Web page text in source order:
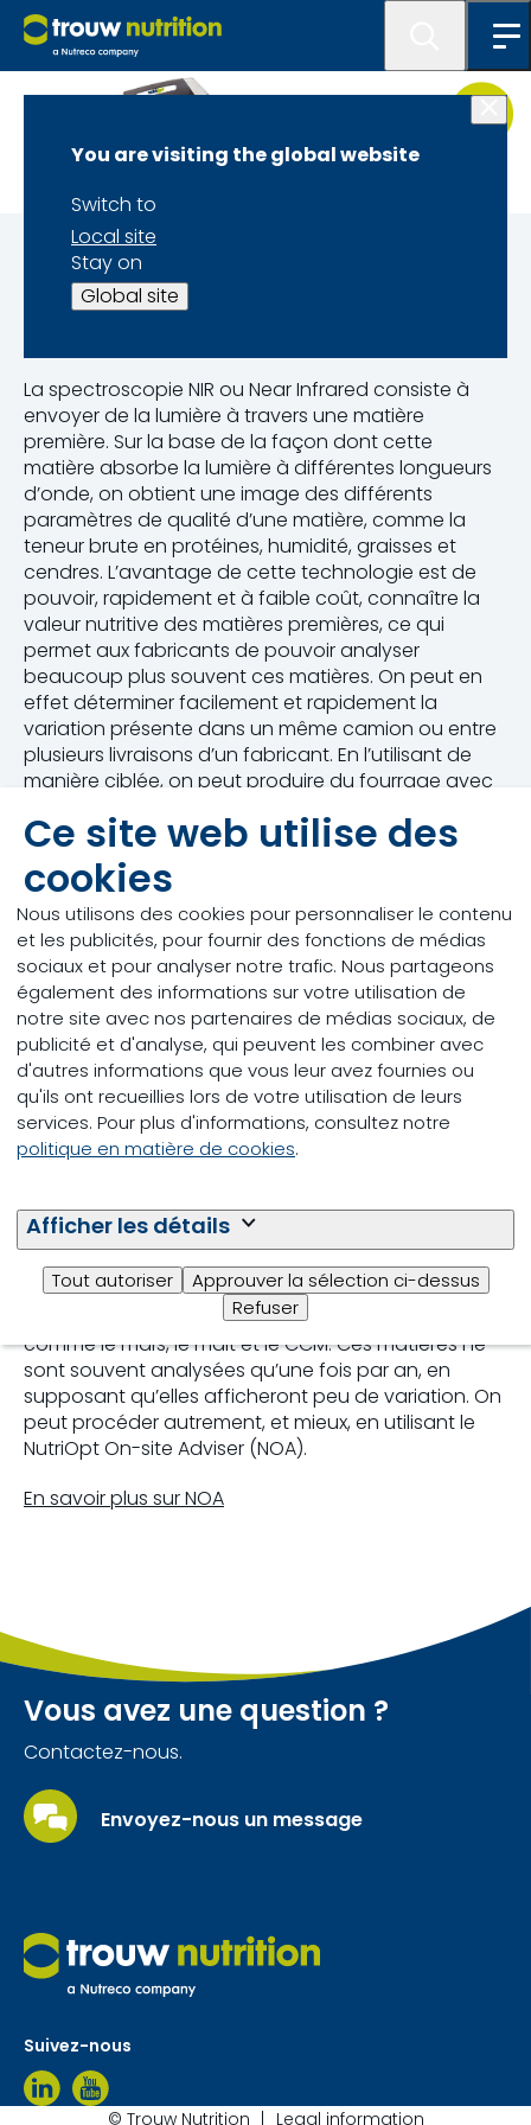
Ce site web utilise des
cookies
Nous utilisons des cookies pour personnaliser le contenu
et les publicités, pour fournir des fonctions de médias
sociaux et pour analyser notre trafic. Nous partageons
également des informations sur votre utilisation de
notre site avec nos partenaires de médias sociaux, de
publicité et d'analyse, qui peuvent les combiner avec
d'autres informations que vous leur avez fournies ou
qu'ils ont recueillies lors de votre utilisation de leurs
services. Pour plus d'informations, consultez notre
politique en matière de cookies.
Afficher les détails
Tout autoriser
Approuver la sélection ci-dessus
Refuser
You are visiting the global website
Switch to
Local site
Stay on
Global site
NOA pour des volailles
La technologie NIR
La spectroscopie NIR ou Near Infrared consiste à
envoyer de la lumière à travers une matière
première. Sur la base de la façon dont cette
matière absorbe la lumière à différentes longueurs
d’onde, on obtient une image des différents
paramètres de qualité d’une matière, comme la
teneur brute en protéines, humidité, graisses et
cendres. L’avantage de cette technologie est de
pouvoir, rapidement et à faible coût, connaître la
valeur nutritive des matières premières, ce qui
permet aux fabricants de pouvoir analyser
beaucoup plus souvent ces matières. On peut en
effet déterminer facilement et rapidement la
variation présente dans un même camion ou entre
plusieurs livraisons d’un fabricant. En l’utilisant de
manière ciblée, on peut produire du fourrage avec
mieux aux besoins de vos animaux.
Une analyse une seule
fois par an
Jusqu’il y a peu, les analyses NIR des matières
premières étaient effectuées au moyen d’un
appareil relativement cher dans un laboratoire.
afin de garantir la qualité de votre fourrage. Dans
de nombreux élevages de volailles, il est normal
d’ajouter au mélange du froment en vrac. Certains
élevages de volaille vont plus loin en achetant et en
ajoutant plusieurs matières premières en vrac,
comme le maïs, le malt et le CCM. Ces matières ne
sont souvent analysées qu’une fois par an, en
supposant qu’elles afficheront peu de variation. On
peut procéder autrement, et mieux, en utilisant le
NutriOpt On-site Adviser (NOA).
En savoir plus sur NOA
Vous avez une question ?
Contactez-nous.
Envoyez-nous un message
Suivez-nous
© Trouw Nutrition Legal information